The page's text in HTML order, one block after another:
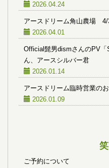
2026.04.24
アースドリーム角山農場 4/
2026.04.01
Official髭男dismさんのPV「
ん、アースシルバー君
2026.01.14
アースドリーム臨時営業の
2026.01.09
ご予約について